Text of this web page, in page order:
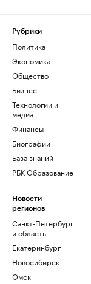
Рубрики
Политика
Экономика
Общество
Бизнес
Технологии и
медиа
Финансы
Биографии
База знаний
РБК Образование
Новости
регионов
Санкт-Петербург
и область
Екатеринбург
Новосибирск
Омск